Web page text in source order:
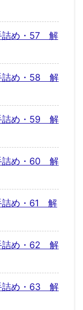
詰め・57 解
詰め・58 解
詰め・59 解
詰め・60 解
詰め・61 解
詰め・62 解
詰め・63 解